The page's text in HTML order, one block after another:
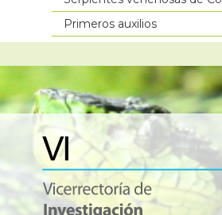
Primeros auxilios